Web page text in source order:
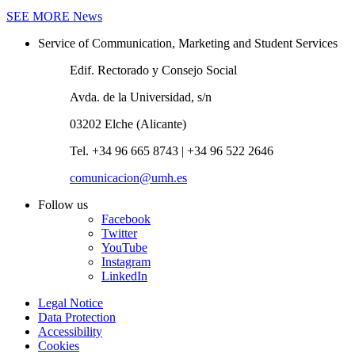
SEE MORE News
Service of Communication, Marketing and Student Services
Edif. Rectorado y Consejo Social
Avda. de la Universidad, s/n
03202 Elche (Alicante)
Tel. +34 96 665 8743 | +34 96 522 2646
comunicacion@umh.es
Follow us
Facebook
Twitter
YouTube
Instagram
LinkedIn
Legal Notice
Data Protection
Accessibility
Cookies